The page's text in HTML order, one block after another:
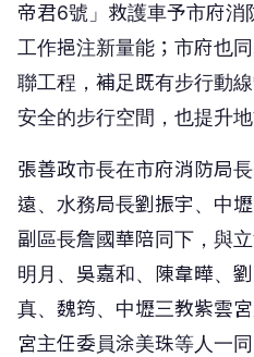
帝君6號」救護車予市府消
工作挹注新量能；市府也
聯工程，補足既有步行動
安全的步行空間，也提升地
張善政市長在市府消防局
遠、水務局長劉振宇、中
副區長詹國華陪同下，與
明月、吳嘉和、陳韋曄、
真、魏筠、中壢三教紫雲
宮主任委員涂美珠等人一同